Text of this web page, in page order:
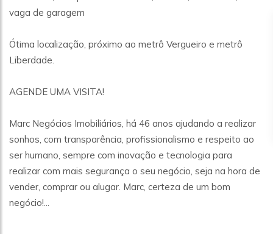
vaga de garagem
Ótima localização, próximo ao metrô Vergueiro e metrô
Liberdade.
AGENDE UMA VISITA!
Marc Negócios Imobiliários, há 46 anos ajudando a realizar
sonhos, com transparência, profissionalismo e respeito ao
ser humano, sempre com inovação e tecnologia para
realizar com mais segurança o seu negócio, seja na hora de
vender, comprar ou alugar. Marc, certeza de um bom
negócio!...